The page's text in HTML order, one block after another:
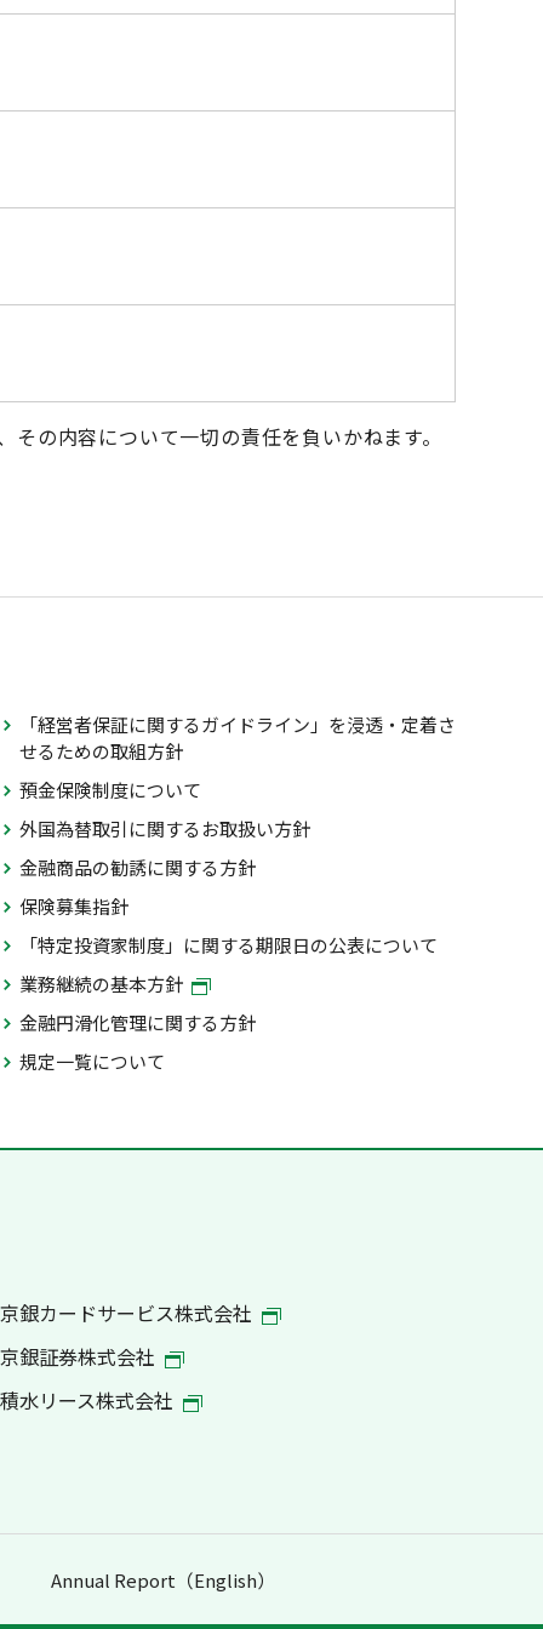
の内容について一切の責任を負いかねます。
「経営者保証に関するガイドライン」を浸透・定着さ
せるための取組方針
預金保険制度について
外国為替取引に関するお取扱い方針
金融商品の勧誘に関する方針
保険募集指針
「特定投資家制度」に関する期限日の公表について
業務継続の基本方針
金融円滑化管理に関する方針
規定一覧について
京銀カードサービス株式会社
京銀証券株式会社
積水リース株式会社
Annual Report（English）